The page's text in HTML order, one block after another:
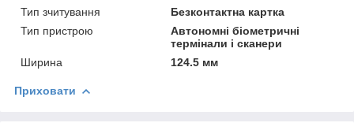
Тип зчитування
Безконтактна картка
Тип пристрою
Автономні біометричні
термінали і сканери
Ширина
124.5 мм
Приховати